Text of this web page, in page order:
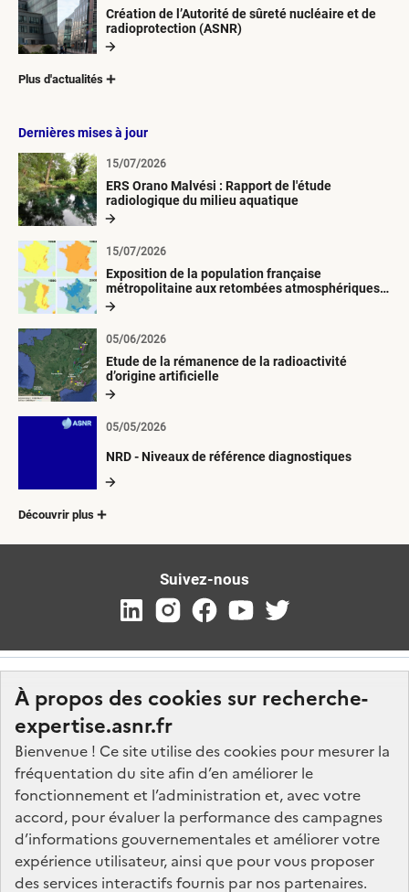
À propos des cookies sur recherche-
expertise.asnr.fr
Bienvenue ! Ce site utilise des cookies pour mesurer la
fréquentation du site afin d’en améliorer le
fonctionnement et l’administration et, avec votre
accord, pour évaluer la performance des campagnes
d’informations gouvernementales et améliorer votre
expérience utilisateur, ainsi que pour vous proposer
des services interactifs fournis par nos partenaires.
Création de l’Autorité de sûreté nucléaire et de
radioprotection (ASNR)
Plus d'actualités
Dernières mises à jour
ERS Orano Malvési : Rapport de l'étude
radiologique du milieu aquatique
15/07/2026
Exposition de la population française
métropolitaine aux retombées atmosphériques
radioactives depuis 1945
15/07/2026
Etude de la rémanence de la radioactivité
d’origine artificielle
05/06/2026
NRD - Niveaux de référence diagnostiques
05/05/2026
Découvrir plus
Suivez-nous
Nos marchés
Nos offres d'emploi
FAQ
Glossaire